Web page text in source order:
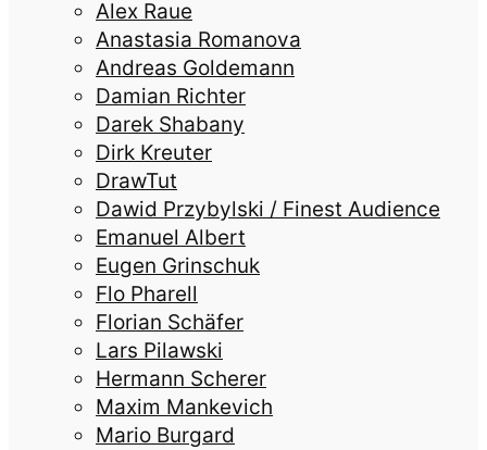
Alex Raue
Anastasia Romanova
Andreas Goldemann
Damian Richter
Darek Shabany
Dirk Kreuter
DrawTut
Dawid Przybylski / Finest Audience
Emanuel Albert
Eugen Grinschuk
Flo Pharell
Florian Schäfer
Lars Pilawski
Hermann Scherer
Maxim Mankevich
Mario Burgard